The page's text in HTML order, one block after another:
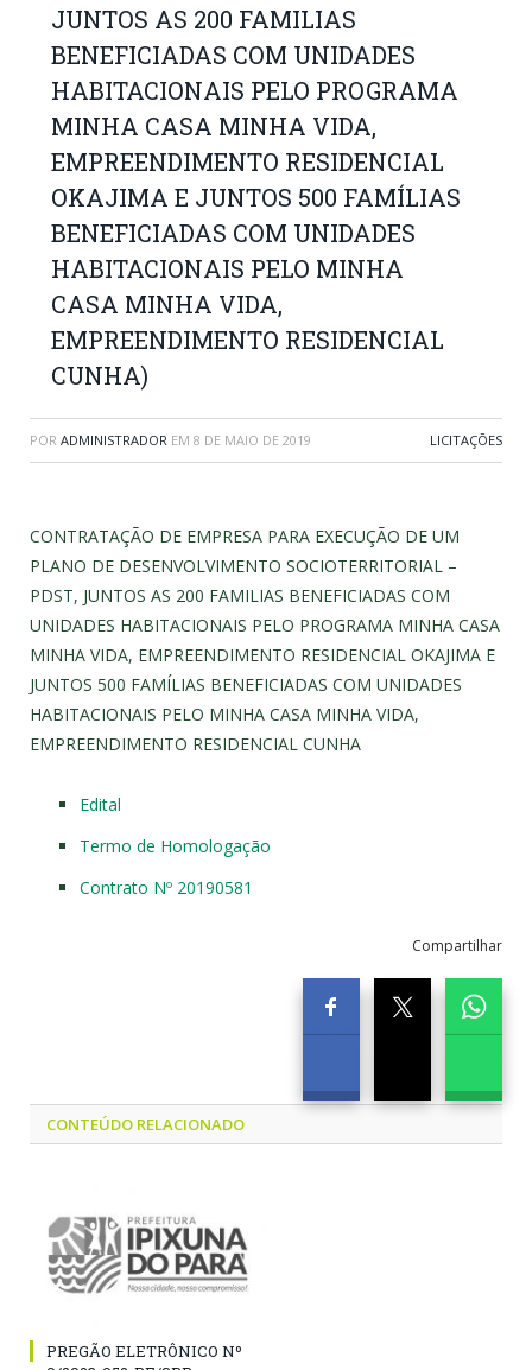
JUNTOS AS 200 FAMILIAS
BENEFICIADAS COM UNIDADES
HABITACIONAIS PELO PROGRAMA
MINHA CASA MINHA VIDA,
EMPREENDIMENTO RESIDENCIAL
OKAJIMA E JUNTOS 500 FAMÍLIAS
BENEFICIADAS COM UNIDADES
HABITACIONAIS PELO MINHA
CASA MINHA VIDA,
EMPREENDIMENTO RESIDENCIAL
CUNHA)
POR ADMINISTRADOR EM 8 DE MAIO DE 2019 LICITAÇÕES
CONTRATAÇÃO DE EMPRESA PARA EXECUÇÃO DE UM
PLANO DE DESENVOLVIMENTO SOCIOTERRITORIAL –
PDST, JUNTOS AS 200 FAMILIAS BENEFICIADAS COM
UNIDADES HABITACIONAIS PELO PROGRAMA MINHA CASA
MINHA VIDA, EMPREENDIMENTO RESIDENCIAL OKAJIMA E
JUNTOS 500 FAMÍLIAS BENEFICIADAS COM UNIDADES
HABITACIONAIS PELO MINHA CASA MINHA VIDA,
EMPREENDIMENTO RESIDENCIAL CUNHA
Edital
Termo de Homologação
Contrato Nº 20190581
Compartilhar
CONTEÚDO RELACIONADO
PREGÃO ELETRÔNICO Nº